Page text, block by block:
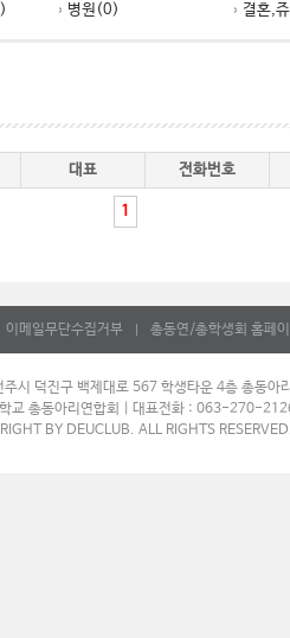
병원(0) 결혼,
대표 전화번호
1
이메일무단수집거부 총동연/총학생회 홈페
시 덕진구 백제대로 567 학생타운 4층 총동아
교 총동아리연합회 | 대표전화 : 063-270-
BY DEUCLUB. ALL RIGHTS RESERVED.